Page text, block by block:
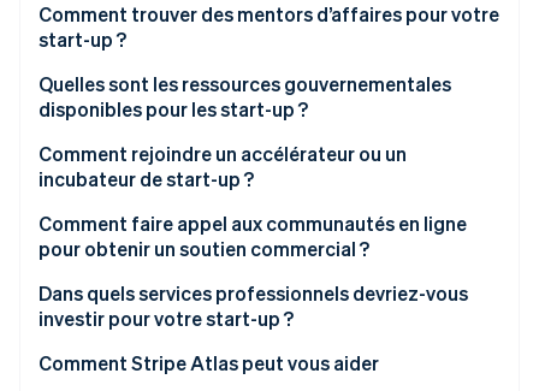
Découvrez comment Stripe construit l’infrastructure
Regarder la vidéo
Incubateurs et accélérateurs de start-up
Réseaux de mentorat
Investisseurs en capital-risque et investisseurs
providentiels
Plateformes de financement participatif
Services professionnels et conseillers
Espaces de coworking et événements de
réseautage
Plateformes et ressources d’apprentissage en ligne
Communautés et forums de start-up en ligne
Comment trouver des mentors d’affaires pour votre
start-up ?
Participer à des programmes de mentorat gratuits
Rejoindre des réseaux spécifiques à votre secteur
Assister à des événements de réseautage et à des
Déposer votre candidature auprès d’incubateurs et
d’accélérateurs d’entreprises
Contacter des groupes d’entrepreneurs locaux
Demander des recommandations
Quelles sont les ressources gouvernementales
disponibles pour les start-up ?
SBA
Programmes Small Business Innovation
Research(SBIR) et Small Business Technology
Transfer (STTR)
Grants.gov
Subventions des États et des collectivités locales
Comment rejoindre un accélérateur ou un
incubateur de start-up ?
Comment faire appel aux communautés en ligne
pour obtenir un soutien commercial ?
Dans quels services professionnels devriez-vous
investir pour votre start-up ?
Comment Stripe Atlas peut vous aider